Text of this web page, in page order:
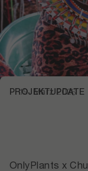
PROJEKTUPDATE
OnlyPlants x
19. März 2026